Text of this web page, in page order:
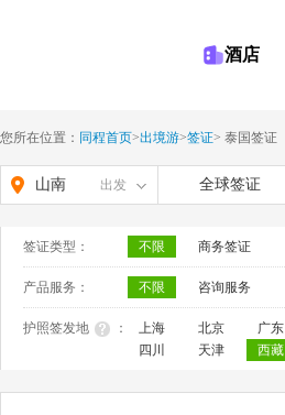
酒店
您所在位置： 同程首页>出境游>签证> 泰国签证
山南 出发 全球签证
签证类型： 不限 商务签证
产品服务： 不限 咨询服务
护照签发地 ： 上海 北京 广东
四川
天津 西藏